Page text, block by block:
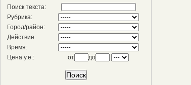
Поиск текста:
Рубрика:
Город/район:
Действие:
Время:
Цена у.е.:
от до